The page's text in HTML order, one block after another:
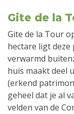
Gite de la
Gite de la Tour
hectare ligt
verwarmd
huis maakt deel
(erkend
geheel dat je al
velden van de